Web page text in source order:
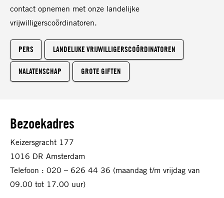
contact opnemen met onze landelijke
vrijwilligerscoördinatoren.
PERS LANDELIJKE VRIJWILLIGERSCOÖRDINATOREN
NALATENSCHAP GROTE GIFTEN
Bezoekadres
Keizersgracht 177
1016 DR Amsterdam
Telefoon : 020 – 626 44 36 (maandag t/m vrijdag van
09.00 tot 17.00 uur)